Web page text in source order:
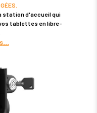
station d'accueil qui
tablettes en libre-